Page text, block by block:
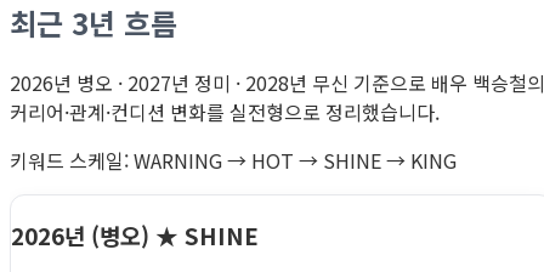
최근 3년 흐름
2026년 병오 · 2027년 정미 · 2028년 무신 기준으로 배우 백승철의
커리어·관계·컨디션 변화를 실전형으로 정리했습니다.
키워드 스케일: WARNING → HOT → SHINE → KING
2026년 (병오) ★ SHINE